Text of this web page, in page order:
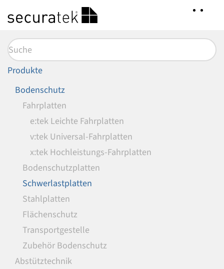
Hauptinhalt
springen
Produkte
Bodenschutz
Fahrplatten
e:tek Leichte Fahrplatten
v:tek Universal-Fahrplatten
x:tek Hochleistungs-Fahrplatten
Bodenschutzplatten
Schwerlastplatten
Stahlplatten
Flächenschutz
Transportgestelle
Zubehör Bodenschutz
Abstütztechnik